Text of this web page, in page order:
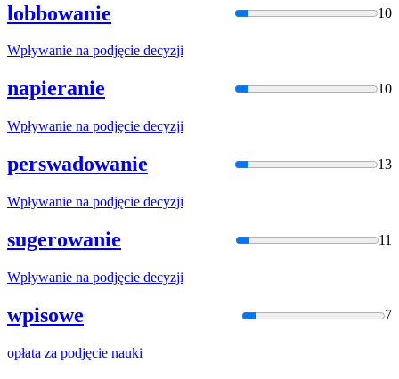
lobbowanie 10
Wpływanie na podjęcie decyzji
napieranie 10
Wpływanie na podjęcie decyzji
perswadowanie 13
Wpływanie na podjęcie decyzji
sugerowanie 11
Wpływanie na podjęcie decyzji
wpisowe 7
opłata za podjęcie nauki